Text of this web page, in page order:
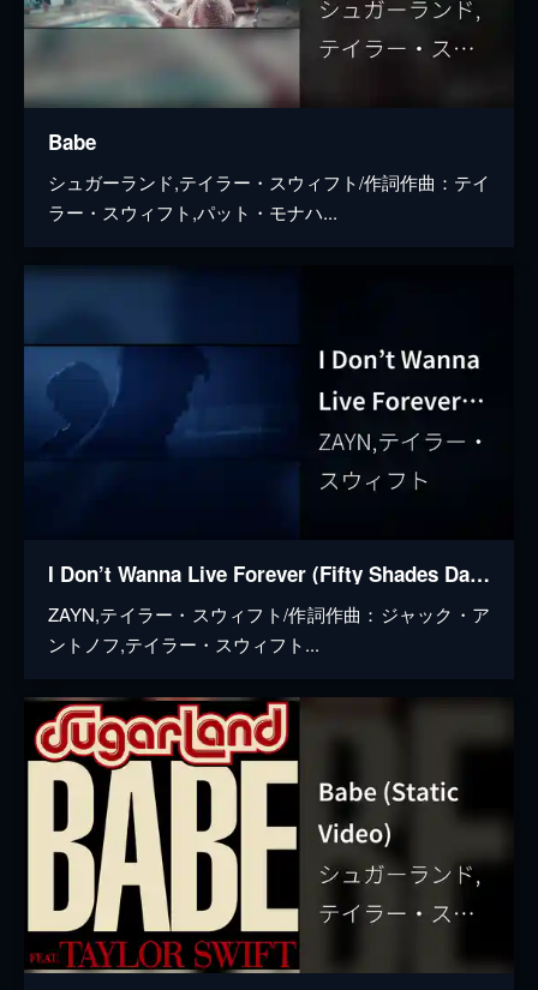
Babe
シュガーランド,テイラー・スウィフト/作詞作曲：テイ
ラー・スウィフト,パット・モナハ...
I Don’t Wanna Live Forever (Fifty Shades Darker)
ZAYN,テイラー・スウィフト/作詞作曲：ジャック・ア
ントノフ,テイラー・スウィフト...